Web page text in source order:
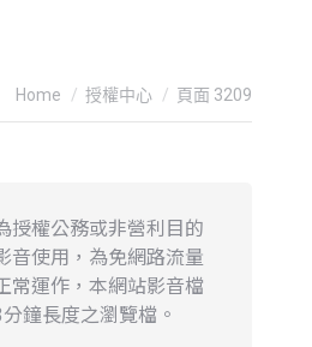
You are here:
Home 授權中心 頁面 3209
授權公務或非營利目的
音使用，為免網路流量
常運作，本網站影音檔
鐘長度之瀏覽檔。